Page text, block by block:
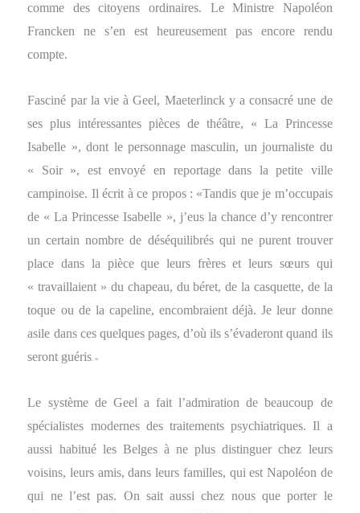
comme des citoyens ordinaires. Le Ministre Napoléon
Francken ne s’en est heureusement pas encore rendu
compte.
Fasciné par la vie à Geel, Maeterlinck y a consacré une de
ses plus intéressantes pièces de théâtre, « La Princesse
Isabelle », dont le personnage masculin, un journaliste du
« Soir », est envoyé en reportage dans la petite ville
campinoise. Il écrit à ce propos : «Tandis que je m’occupais
de « La Princesse Isabelle », j’eus la chance d’y rencontrer
un certain nombre de déséquilibrés qui ne purent trouver
place dans la pièce que leurs frères et leurs sœurs qui
« travaillaient » du chapeau, du béret, de la casquette, de la
toque ou de la capeline, encombraient déjà. Je leur donne
asile dans ces quelques pages, d’où ils s’évaderont quand ils
seront guéris. »
Le système de Geel a fait l’admiration de beaucoup de
spécialistes modernes des traitements psychiatriques. Il a
aussi habitué les Belges à ne plus distinguer chez leurs
voisins, leurs amis, dans leurs familles, qui est Napoléon de
qui ne l’est pas. On sait aussi chez nous que porter le